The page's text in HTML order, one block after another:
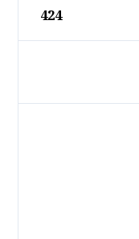
424